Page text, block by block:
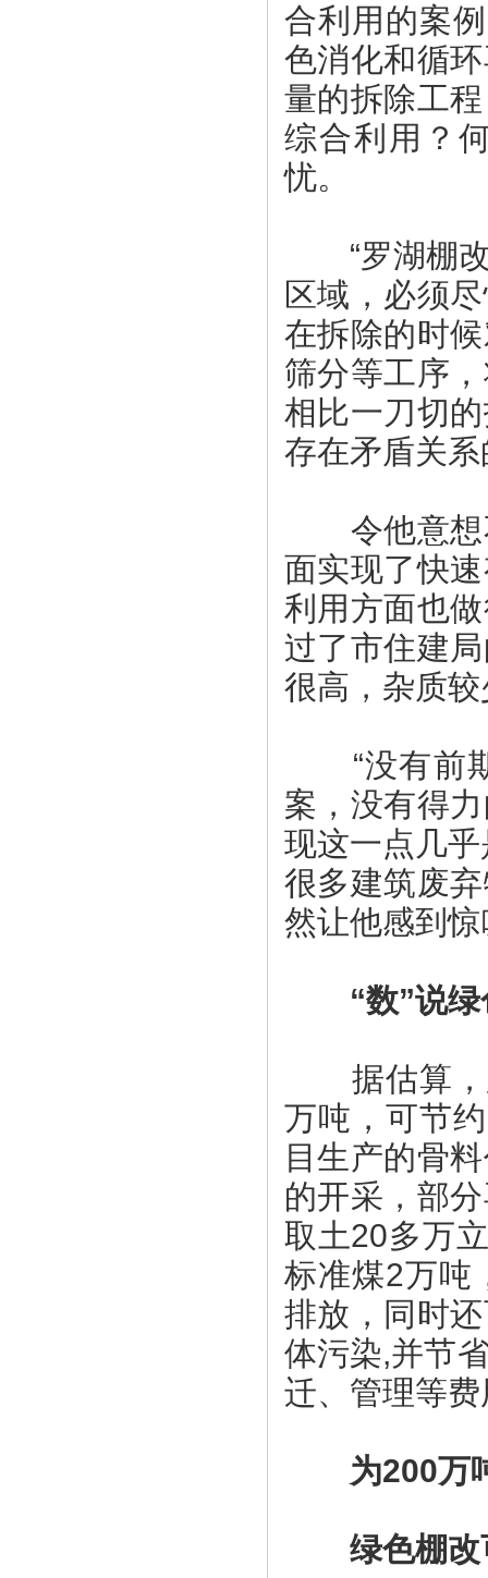
合利用的案
色消化和循
量的拆除工
综合利用？
忧。
“罗湖棚改
区域，必须
在拆除的时
筛分等工序
相比一刀切
存在矛盾关
令他意想
面实现了快
利用方面也
过了市住建
很高，杂质
“没有前期
案，没有得
现这一点几
很多建筑废
然让他感到
“数”说绿
据估算，
万吨，可节
目生产的骨
的开采，部
取土20多万
标准煤2万吨
排放，同时
体污染,并节
迁、管理等
为200万吨
绿色棚改